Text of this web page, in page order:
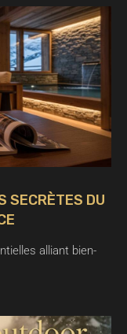
SECRÈTES DU
alliant bien-